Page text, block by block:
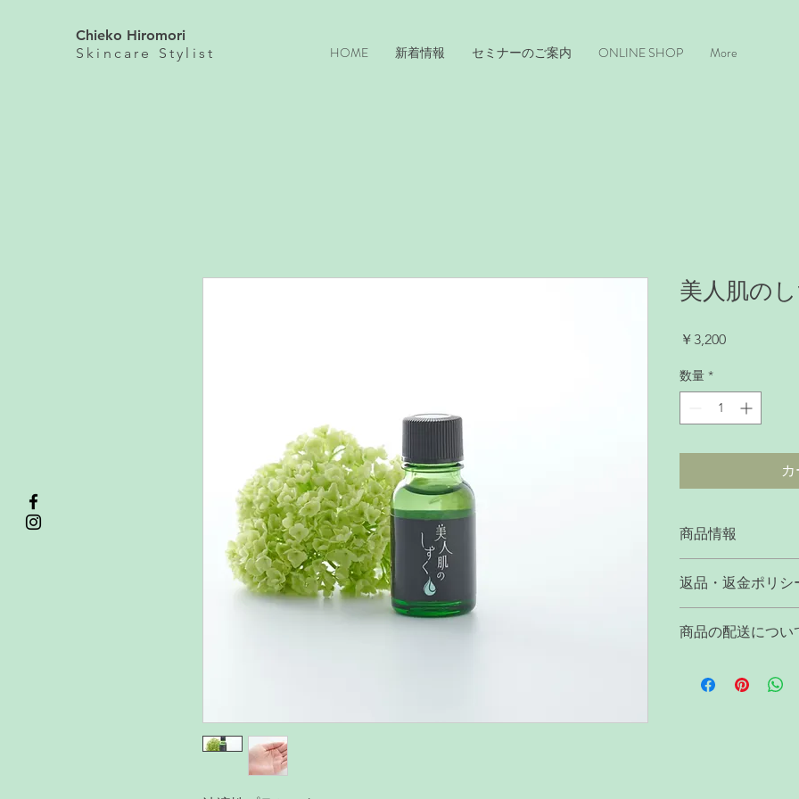
Chieko Hiromori
Skincare Stylist HOME 新着情報 セミナーのご案内 ONLINE SHOP More
美人肌の
￥3,200価
数量 *
商品情報
明に加え、商品の特
しましょう。
返品・返金ポリシ
だけなかった場合の
商品の配送につい
する情報を入力し